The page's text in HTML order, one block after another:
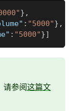
} ,
: "5000"} ,
: "5000"}]
请参阅这篇文